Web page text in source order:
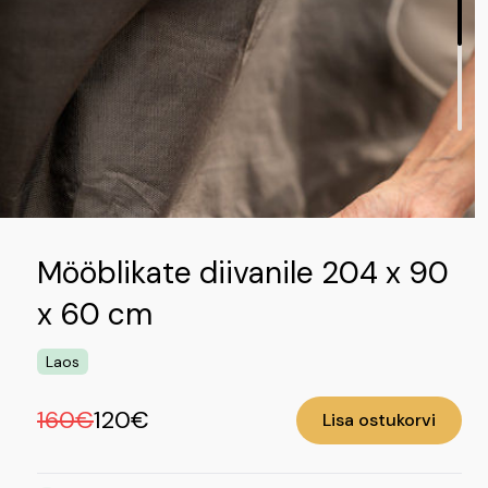
Mööblikate diivanile 204 x 90
x 60 cm
Laos
160€120€ Lisa ostukorvi